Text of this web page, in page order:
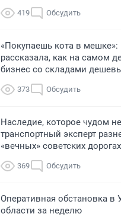
419 Обсудить
«Покупаешь кота в
рассказала, как на самом
бизнес со складами
373 Обсудить
Наследие, которое чудом
транспортный эксперт
«вечных» советских дорогах
369 Обсудить
Оперативная обстановка в
области за неделю